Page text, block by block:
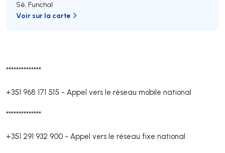
**************
+351 968 171 515 - Appel vers le réseau mobile national
**************
+351 291 932 900 - Appel vers le réseau fixe national
Sé, Funchal
Voir sur la carte